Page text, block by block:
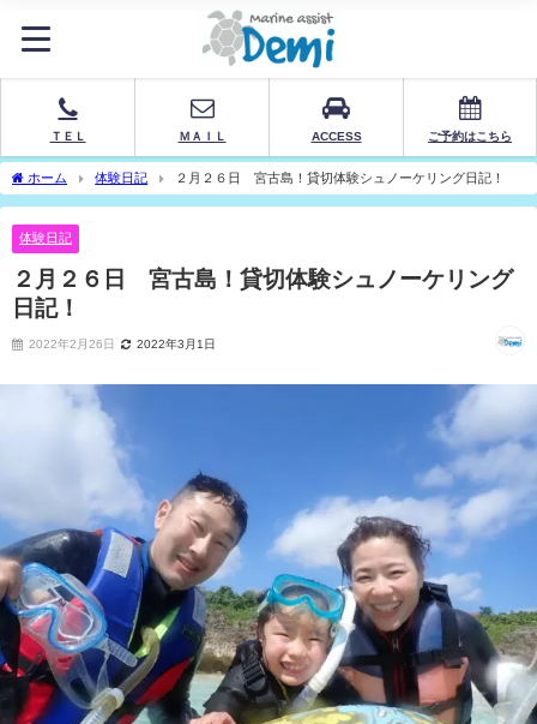
ＴＥＬ ＭＡＩＬ ACCESS ご予約はこちら
ホーム 体験日記 ２月２６日 宮古島！貸切体験シュノーケリング日記！
体験日記
２月２６日 宮古島！貸切体験シュノーケリング
日記！
2022年2月26日 2022年3月1日